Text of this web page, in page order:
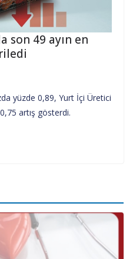
son 49 ayın en
yüzde 0,89, Yurt İçi Üretici
artış gösterdi.